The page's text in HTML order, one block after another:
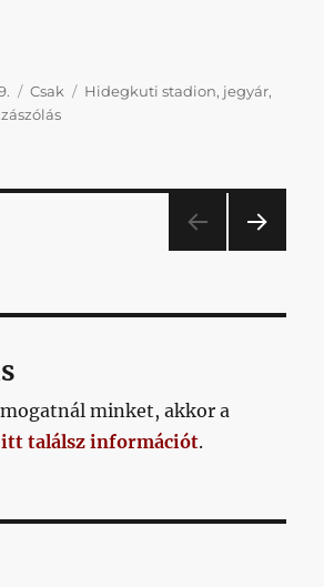
lesznek, akiknek dupla
Kategória
Csak Címke
Hidegkuti stadion, jegyár,
Bárhogy
egy
című
bejegyzéshez
OLD
minket, akkor a
itt találsz információt.